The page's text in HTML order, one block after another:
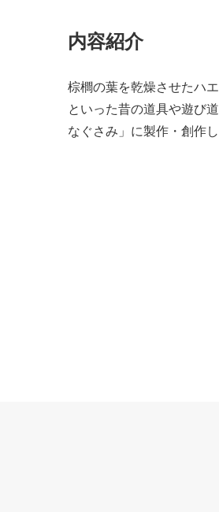
内容紹介
棕櫚の葉を乾燥させたハ
といった昔の道具や遊び
なぐさみ」に製作・創作